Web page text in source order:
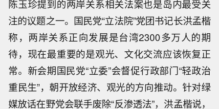
陈玉珍提到的两岸关系相关法案也是岛内最受关
注的议题之一。国民党“立法院”党团书记长洪孟楷
称，两岸关系正向发展是台湾2300多万人的期
待，现在最重要的是观光、文化交流应该恢复正
常。新会期国民党“立委”会督促行政部门“轻政治
重民生”，朝开放经济、观光的方向推动。针对绿
媒放话在野党会联手废除“反渗透法”，洪孟楷说，